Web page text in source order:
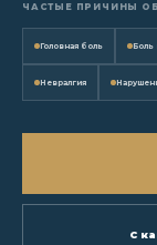
ЧАСТЫЕ ПРИЧИНЫ
Головная боль Боль
Невралгия
С